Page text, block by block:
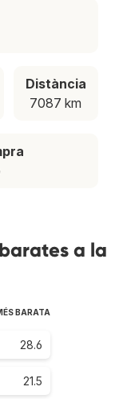
Distància
7087 km
a la
BARATA
28.6
21.5